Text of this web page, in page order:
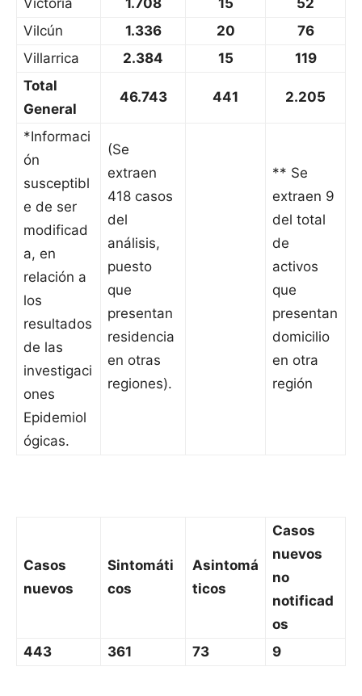
Victoria 1.708 15
52
Vilcún
1.336 20
76
Villarrica
2.384 15
119
Total
General
46.743 441 2.205
*Informaci
ón
susceptibl
e de ser
modificad
a, en
relación a
los
resultados
de las
investigaci
ones
Epidemiol
ógicas.
(Se
extraen
418 casos
del
análisis,
puesto
que
presentan
residencia
en otras
regiones).
** Se
extraen 9
del total
de
activos
que
presentan
domicilio
en otra
región
Casos
nuevos
Sintomáti
cos
Asintomá
ticos
Casos
nuevos
no
notificad
os
443
361 73 9